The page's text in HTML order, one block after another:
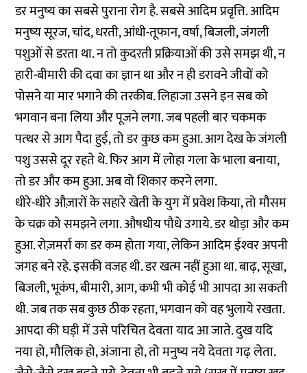
डर मनुष्‍य का सबसे पुराना रोग है. सबसे आदिम प्रवृत्ति. आदिम
मनुष्‍य सूरज, चांद, धरती, आंधी-तूफान, वर्षा, बिजली, जंगली
पशुओं से डरता था. न तो कुदरती प्रक्रियाओं की उसे समझ थी, न
हारी-बीमारी की दवा का ज्ञान था और न ही डरावने जीवों को
पोसने या मार भगाने की तरकीब. लिहाजा उसने इन सब को
भगवान बना लिया और पूजने लगा. जब पहली बार चकमक
पत्‍थर से आग पैदा हुई, तो डर कुछ कम हुआ. आग देख के जंगली
पशु उससे दूर रहते थे. फिर आग में लोहा गला के भाला बनाया,
तो डर और कम हुआ. अब वो शिकार करने लगा.
धीरे-धीरे औज़ारों के सहारे खेती के युग में प्रवेश किया, तो मौसम
के चक्र को समझने लगा. औषधीय पौधे उगाये. डर थोड़ा और कम
हुआ. रोज़मर्रा का डर कम होता गया, लेकिन आदिम ईश्‍वर अपनी
जगह बने रहे. इसकी वज‍ह थी. डर खत्‍म नहीं हुआ था. बाढ़, सूखा,
बिजली, भूकंप, बीमारी, आग, कभी भी कोई भी आपदा आ सकती
थी. जब तक सब कुछ ठीक रहता, भगवान को वह भुलाये रखता.
आपदा की घड़ी में उसे परिचित देवता याद आ जाते. दुख यदि
नया हो, मौलिक हो, अंजाना हो, तो मनुष्‍य नये देवता गढ़ लेता.